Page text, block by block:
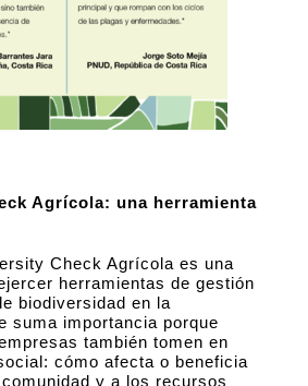
Agrícola: una herramienta
Check Agrícola es una
herramientas de gestión
biodiversidad en la
suma importancia porque
también tomen en
cómo afecta o beneficia
y a los recursos